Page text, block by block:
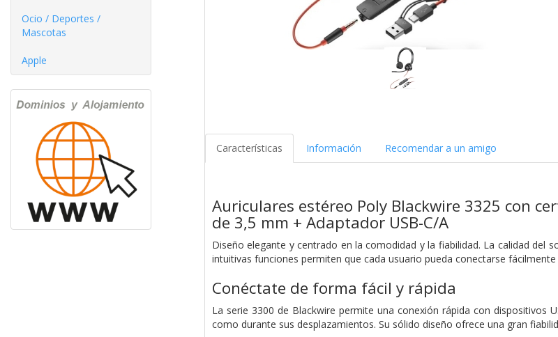
Ocio / Deportes /
Mascotas
Apple
Características Información Recomendar a un amigo
Auriculares estéreo Poly Blackwire 3325 con
de 3,5 mm + Adaptador USB-C/A
Diseño elegante y centrado en la comodidad y la fiabilidad. La calidad del
intuitivas funciones permiten que cada usuario pueda conectarse
Conéctate de forma fácil y rápida
La serie 3300 de Blackwire permite una conexión rápida con dispositivos
como durante sus desplazamientos. Su sólido diseño ofrece una gran